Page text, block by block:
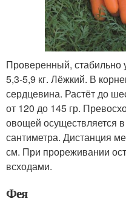
Проверенный,
5,3-5,9 кг. Лёжкий. В
сердцевина. Растёт до
от 120 до 145 гр.
овощей осуществляется
сантиметра. Дистанция
см. При прореживании
всходами.
Фея